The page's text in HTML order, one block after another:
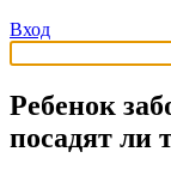
Вход
Ребенок
посадят ли